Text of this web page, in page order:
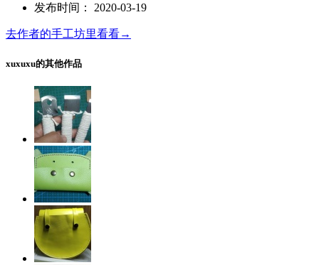
发布时间： 2020-03-19
去作者的手工坊里看看→
xuxuxu的其他作品